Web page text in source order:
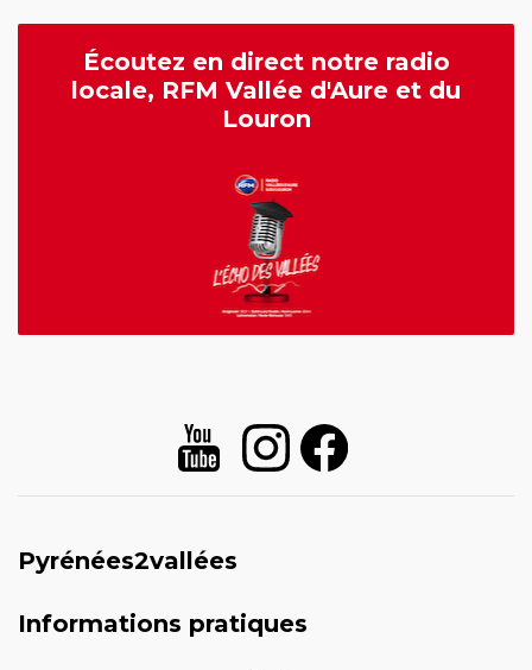
Écoutez en direct notre radio
locale, RFM Vallée d'Aure et du
Louron
Pyrénées2vallées
Informations pratiques